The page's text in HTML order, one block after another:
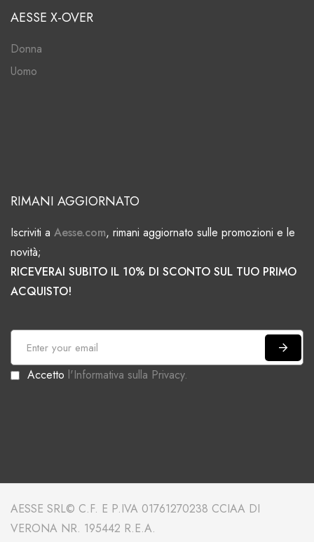
AESSE X-OVER
Donna
Uomo
RIMANI AGGIORNATO
Iscriviti a Aesse.com, rimani aggiornato sulle promozioni e le
novità;
RICEVERAI SUBITO IL 10% DI SCONTO SUL TUO PRIMO
ACQUISTO!
c
a
Accetto l'Informativa sulla Privacy.
AESSE SRL© C.F. E P.IVA 01761270238 CCIAA DI
VERONA NR. 195442 R.E.A.